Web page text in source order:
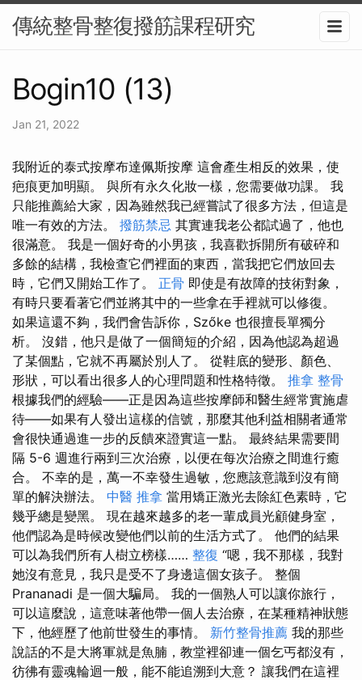
傳統整骨整復撥筋課程研究
Bogin10 (13)
Jan 21, 2022
我附近的泰式按摩布達佩斯按摩 這會產生相反的效果，使
疤痕更加明顯。 與所有永久化妝一樣，您需要做功課。 我
只能推薦給大家，因為雖然我已經嘗試了很多方法，但這是
唯一有效的方法。 撥筋禁忌 其實連我老公都試過了，他也
很滿意。 我是一個好奇的小男孩，我喜歡拆開所有破碎和
多餘的結構，我檢查它們裡面的東西，當我把它們放回去
時，它們又開始工作了。 正骨 即使是有故障的技術對象，
有時只要看著它們並將其中的一些拿在手裡就可以修復。
如果這還不夠，我們會告訴你，Szőke 也很擅長單獨分
析。 沒錯，他只是做了一個簡短的介紹，因為他認為超過
了某個點，它就不再屬於別人了。 從鞋底的變形、顏色、
形狀，可以看出很多人的心理問題和性格特徵。 推拿 整骨
根據我們的經驗——正是因為這些按摩師和醫生經常實施虐
待——如果有人發出這樣的信號，那麼其他利益相關者通常
會很快通過進一步的反饋來證實這一點。 最終結果需要間
隔 5-6 週進行兩到三次治療，以便在每次治療之間進行癒
合。 不幸的是，萬一不幸發生過敏，您應該意識到沒有簡
單的解決辦法。 中醫 推拿 當用矯正激光去除紅色素時，它
幾乎總是變黑。 現在越來越多的老一輩成員光顧健身室，
他們認為是時候改變他們以前的生活方式了。 他們的結果
可以為我們所有人樹立榜樣…… 整復 “嗯，我不那樣，我對
她沒有意見，我只是受不了身邊這個女孩子。 整個
Prananadi 是一個大騙局。 我的一個熟人可以讓你旅行，
可以這麼說，這意味著他帶一個人去治療，在某種精神狀態
下，他經歷了他前世發生的事情。 新竹整骨推薦 我的那些
說話的不是大將軍就是魚腩，教堂裡卻連一個乞丐都沒有，
彷彿有靈魂輪迴一般，能不能追溯到大意？ 讓我們在這裡